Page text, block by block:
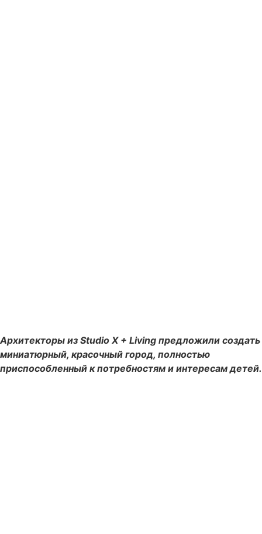
Архитекторы из Studio X + Living предложили создать
миниатюрный, красочный город, полностью
приспособленный к потребностям и интересам детей.